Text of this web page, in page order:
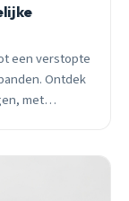
een verstopte
Ontdek
met